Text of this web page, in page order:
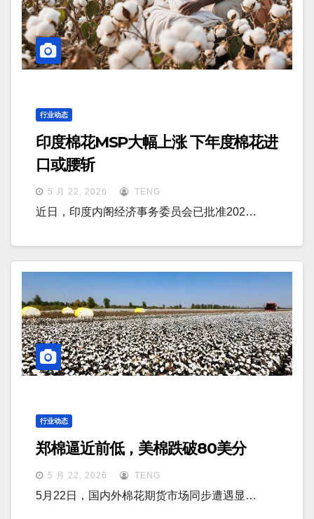
行业动态
印度棉花MSP大幅上涨 下年度棉花进
口或腰斩
5 月 22, 2026 TENG
近日，印度内阁经济事务委员会已批准202…
行业动态
郑棉逼近前低，美棉跌破80美分
5 月 22, 2026 TENG
5月22日，国内外棉花期货市场同步遭遇显…